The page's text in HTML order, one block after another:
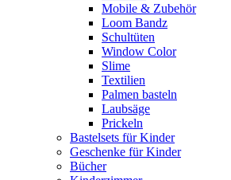
Mobile & Zubehör
Loom Bandz
Schultüten
Window Color
Slime
Textilien
Palmen basteln
Laubsäge
Prickeln
Bastelsets für Kinder
Geschenke für Kinder
Bücher